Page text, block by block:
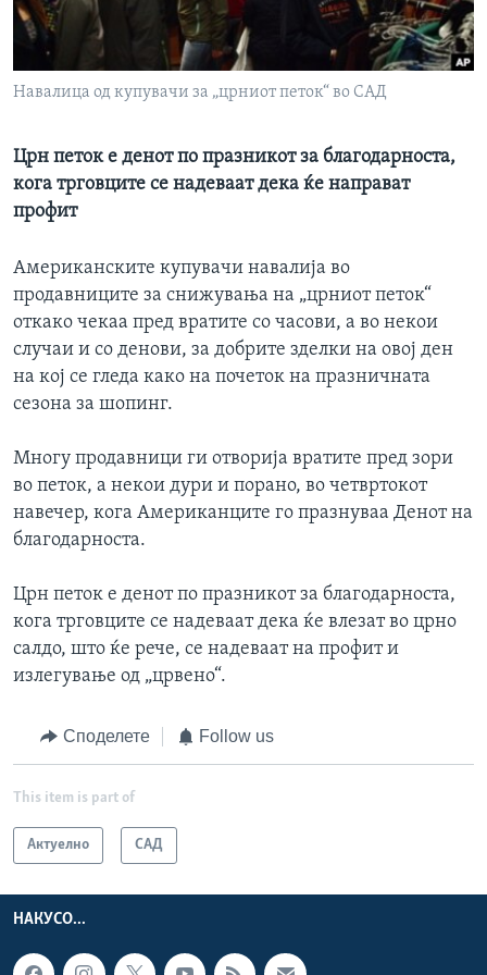
ИНТЕРВЈУА
Јазици
Навалица од купувачи за „црниот петок“ во САД
Црн петок е денот по празникот за благодарноста,
кога трговците се надеваат дека ќе направат
профит
Американските купувачи навалија во
продавниците за снижувања на „црниот петок“
откако чекаа пред вратите со часови, а во некои
случаи и со денови, за добрите зделки на овој ден
на кој се гледа како на почеток на празничната
сезона за шопинг.
Многу продавници ги отворија вратите пред зори
во петок, а некои дури и порано, во четвртокот
навечер, кога Американците го празнуваа Денот на
благодарноста.
Црн петок е денот по празникот за благодарноста,
кога трговците се надеваат дека ќе влезат во црно
салдо, што ќе рече, се надеваат на профит и
излегување од „црвено“.
Споделете Follow us
This item is part of
Актуелно САД
НАКУСО...